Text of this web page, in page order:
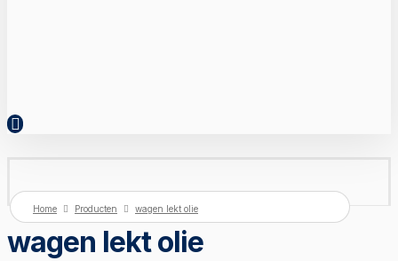
Home Producten wagen lekt olie
wagen lekt olie